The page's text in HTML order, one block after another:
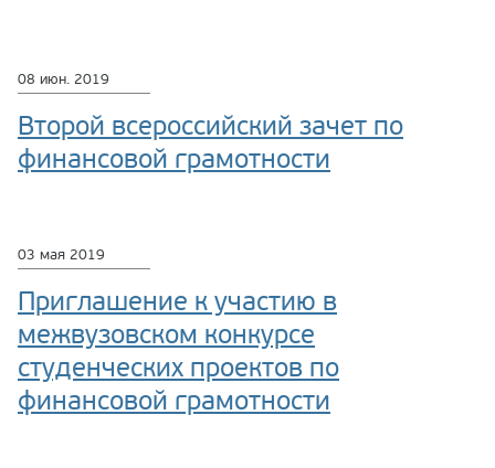
08 июн. 2019
Второй всероссийский зачет по
финансовой грамотности
03 мая 2019
Приглашение к участию в
межвузовском конкурсе
студенческих проектов по
финансовой грамотности